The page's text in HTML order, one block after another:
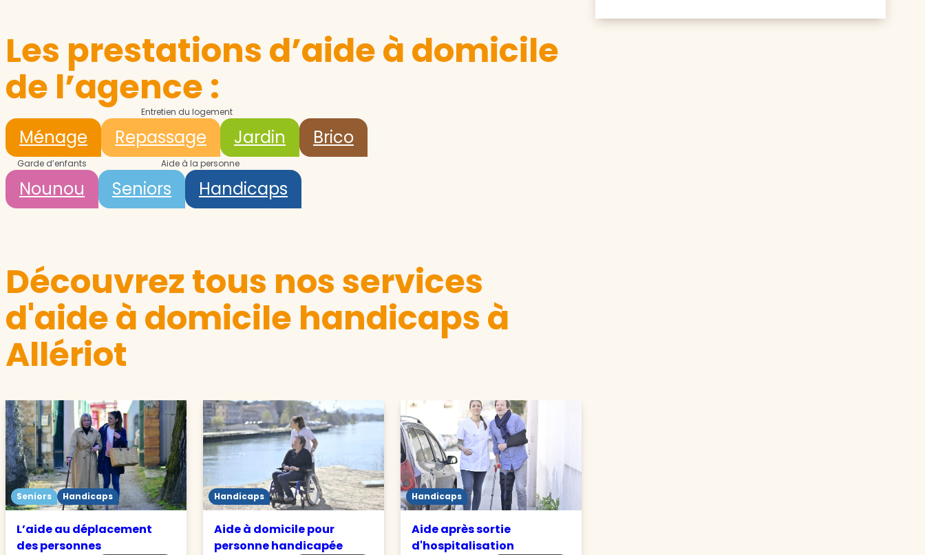
Les prestations d’aide à domicile
de l’agence :
Entretien du logement
Ménage Repassage Jardin Brico
Garde d’enfants
Nounou
Aide à la personne
Seniors Handicaps
Découvrez tous nos services
d'aide à domicile handicaps à
Allériot
Seniors Handicaps
L’aide au déplacement
des personnes
Handicaps
Aide à domicile pour
personne handicapée
Handicaps
Aide après sortie
d'hospitalisation